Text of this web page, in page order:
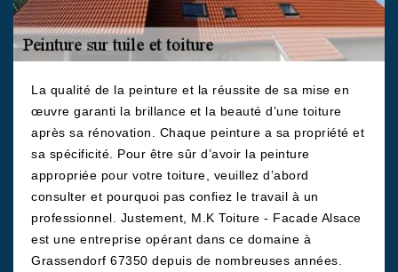
La qualité de la peinture et la réussite de sa mise en
œuvre garanti la brillance et la beauté d’une toiture
après sa rénovation. Chaque peinture a sa propriété et
sa spécificité. Pour être sûr d’avoir la peinture
appropriée pour votre toiture, veuillez d’abord
consulter et pourquoi pas confiez le travail à un
professionnel. Justement, M.K Toiture - Facade Alsace
est une entreprise opérant dans ce domaine à
Grassendorf 67350 depuis de nombreuses années.